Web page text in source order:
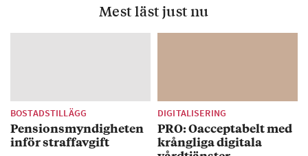
Mest läst just nu
BOSTADSTILLÄGG
Pensionsmyndigheten
inför straffavgift
DIGITALISERING
PRO: Oacceptabelt med
krångliga digitala